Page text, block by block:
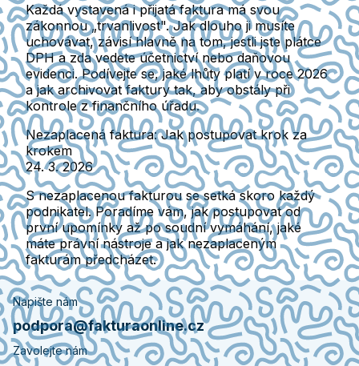
Každá vystavená i přijatá faktura má svou
zákonnou „trvanlivost". Jak dlouho ji musíte
uchovávat, závisí hlavně na tom, jestli jste plátce
DPH a zda vedete účetnictví nebo daňovou
evidenci. Podívejte se, jaké lhůty platí v roce 2026
a jak archivovat faktury tak, aby obstály při
kontrole z finančního úřadu.
Nezaplacená faktura: Jak postupovat krok za
krokem
24. 3. 2026
S nezaplacenou fakturou se setká skoro každý
podnikatel. Poradíme vám, jak postupovat od
první upomínky až po soudní vymáhání, jaké
máte právní nástroje a jak nezaplaceným
fakturám předcházet.
Napište nám
podpora@fakturaonline.cz
Zavolejte nám